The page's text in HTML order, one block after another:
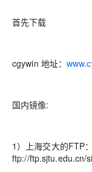
首先下载
cgywin 地址：
国内镜像:
1）上海交大的FTP：
ftp://ftp.sjtu.edu.cn/